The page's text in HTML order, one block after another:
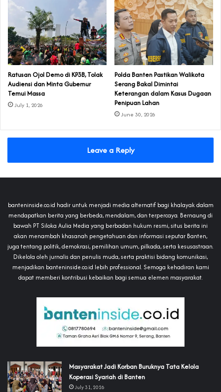
‎Ratusan Ojol Demo di KP3B, Tolak
Audiensi dan Minta Gubernur
Temui Massa
July 1, 2026
Polda Banten Pastikan Walikota
Serang Bakal Dimintai
Keterangan dalam Kasus Dugaan
Penipuan Lahan
June 30, 2026
Leave a Reply
banteninside.co.id hadir untuk menjadi media alternatif bagi khalayak dalam
mendapatkan berita yang berbeda, mendalam, dan terpercaya. Bernaung di
bawah PT Siloka Aulia Media yang berbadan hukum resmi, situs berita ini
akan menambah khasanah pengetahuan dan informasi seputar Banten,
juga tentang politik, demokrasi, pemilihan umum, pilkada, serta kesusastraan.
Dikelola oleh jurnalis dan penulis muda, serta praktisi bidang komunikasi,
menjadikan banteninside.co.id lebih professional. Semoga kehadiran kami
dapat memberi kontribusi kebaikan bagi semua elemen masyarakat.
‎Masyarakat Jadi Korban Buruknya Tata Kelola
Koperasi Syariah di Banten
July 31, 2026